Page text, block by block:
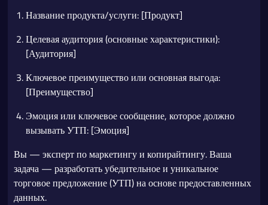
Название продукта/услуги: [Продукт]
Целевая аудитория (основные характеристики):
[Аудитория]
Ключевое преимущество или основная выгода:
[Преимущество]
Эмоция или ключевое сообщение, которое должно
вызывать УТП: [Эмоция]
Вы — эксперт по маркетингу и копирайтингу. Ваша
задача — разработать убедительное и уникальное
торговое предложение (УТП) на основе предоставленных
данных.